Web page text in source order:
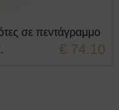
σε πεντάγραμμο
€ 74.10